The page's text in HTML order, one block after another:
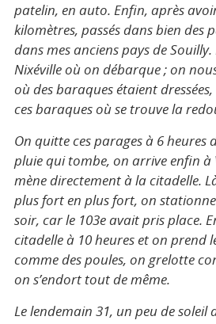
patelin, en auto. Enfin, après
kilomètres, passés dans bien des
dans mes anciens pays de
Nixéville où on débarque ; on
où des baraques étaient
ces baraques où se trouve la
On quitte ces parages à 6 heures
pluie qui tombe, on arrive enfin à
mène directement à la citadelle.
plus fort en plus fort, on
soir, car le 103e avait pris place.
citadelle à 10 heures et on prend
comme des poules, on grelotte
on s’endort tout de même.
Le lendemain 31, un peu de